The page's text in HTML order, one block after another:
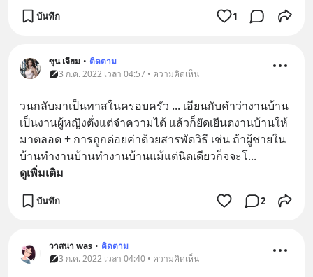
บันทึก 1
ซุน เจียม • ติดตาม
3 ก.ค. 2022 เวลา 04:57 • ความคิดเห็น
วนกลับมาเป็นทาสในครอบครัว ... เอียนกับคำว่างานบ้าน
เป็นงานผู้หญิงตั่งแต่จำความได้ แล้วก็ยัดเยีนดงานบ้านให้
มาตลอด + การถูกด่อยค่าด้วยสารพัดวิธี เช่น ถ้าผู้ชายใน
บ้านทำงานบ้านทำงานบ้านแม้แต่นิดเดียวก็จจะโ...
ดูเพิ่มเติม
บันทึก 2
วาสนา was • ติดตาม
3 ก.ค. 2022 เวลา 04:40 • ความคิดเห็น